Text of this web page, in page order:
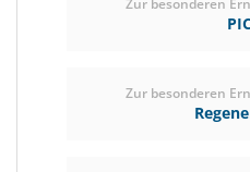
Zur besonderen
Zur besonderen